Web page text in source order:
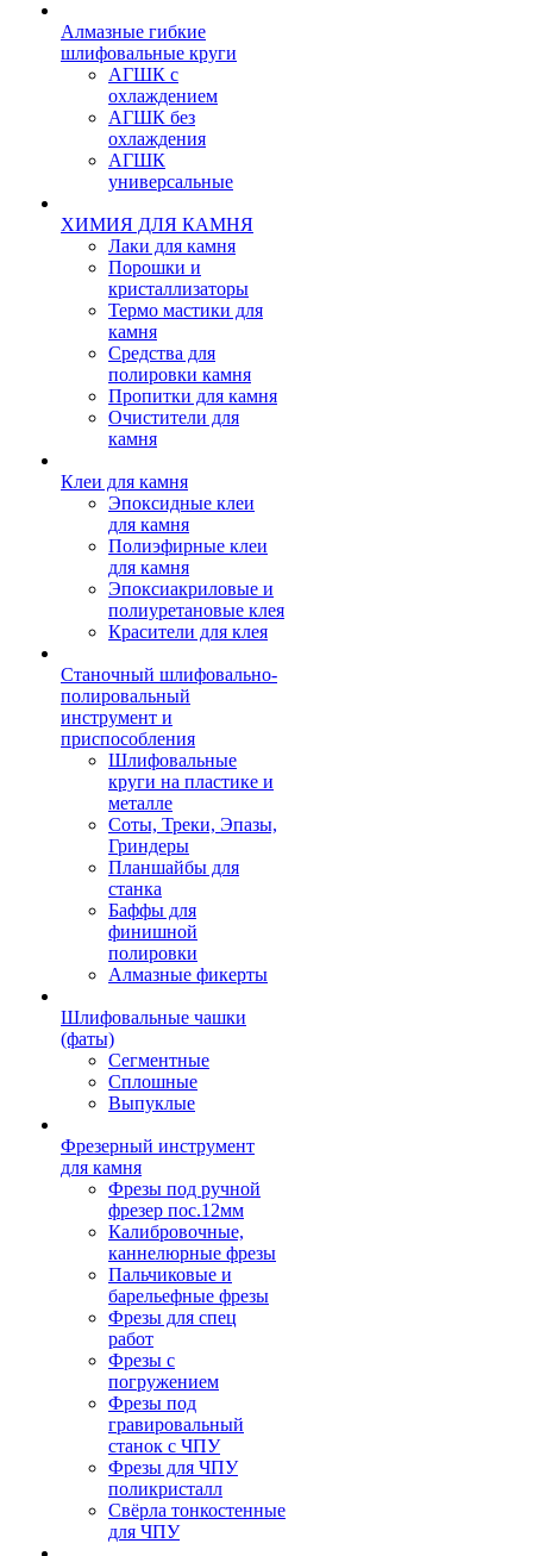
Алмазные гибкие
шлифовальные круги
АГШК с
охлаждением
АГШК без
охлаждения
АГШК
универсальные
ХИМИЯ ДЛЯ КАМНЯ
Лаки для камня
Порошки и
кристаллизаторы
Термо мастики для
камня
Средства для
полировки камня
Пропитки для камня
Очистители для
камня
Клеи для камня
Эпоксидные клеи
для камня
Полиэфирные клеи
для камня
Эпоксиакриловые и
полиуретановые клея
Красители для клея
Станочный шлифовально-
полировальный
инструмент и
приспособления
Шлифовальные
круги на пластике и
металле
Соты, Треки, Эпазы,
Гриндеры
Планшайбы для
станка
Баффы для
финишной
полировки
Алмазные фикерты
Шлифовальные чашки
(фаты)
Сегментные
Сплошные
Выпуклые
Фрезерный инструмент
для камня
Фрезы под ручной
фрезер пос.12мм
Калибровочные,
каннелюрные фрезы
Пальчиковые и
барельефные фрезы
Фрезы для спец
работ
Фрезы с
погружением
Фрезы под
гравировальный
станок с ЧПУ
Фрезы для ЧПУ
поликристалл
Свёрла тонкостенные
для ЧПУ